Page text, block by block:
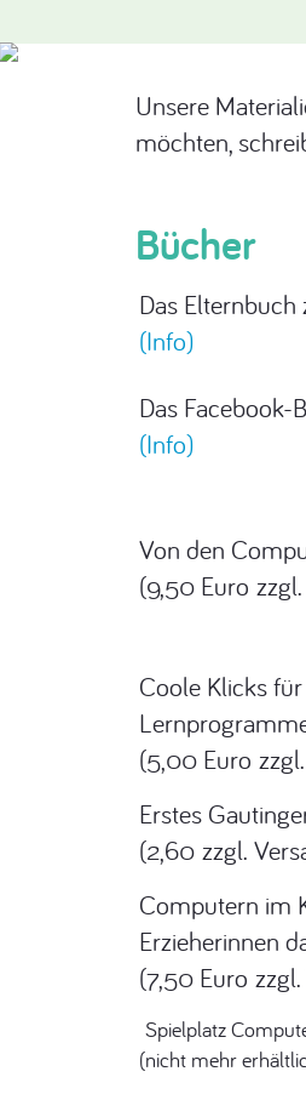
Unsere
möchten,
Bücher
Das Elternbuch
(Info)
Das Facebook-
(Info)
Von den
(9,50 Euro
Coole Klicks
(5,00 Euro
Erstes
(2,60 zzgl.
Computern im
Erzieherinnen
(7,50 Euro
Spielplatz
(nicht mehr